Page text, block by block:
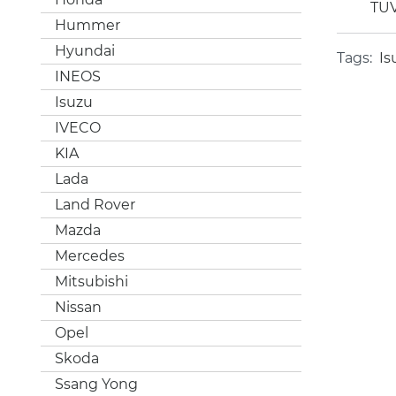
Hummer
Hyundai
INEOS
Isuzu
IVECO
KIA
Lada
Land Rover
Mazda
Mercedes
Mitsubishi
Nissan
Opel
Skoda
Ssang Yong
Tags: